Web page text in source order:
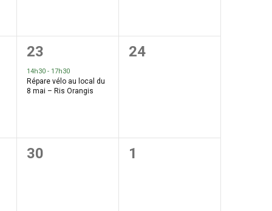
1
évènement,
23
14h30- 17h30
Répare vélo au local du
8 mai – Ris Orangis
0
24
0
30
0
1